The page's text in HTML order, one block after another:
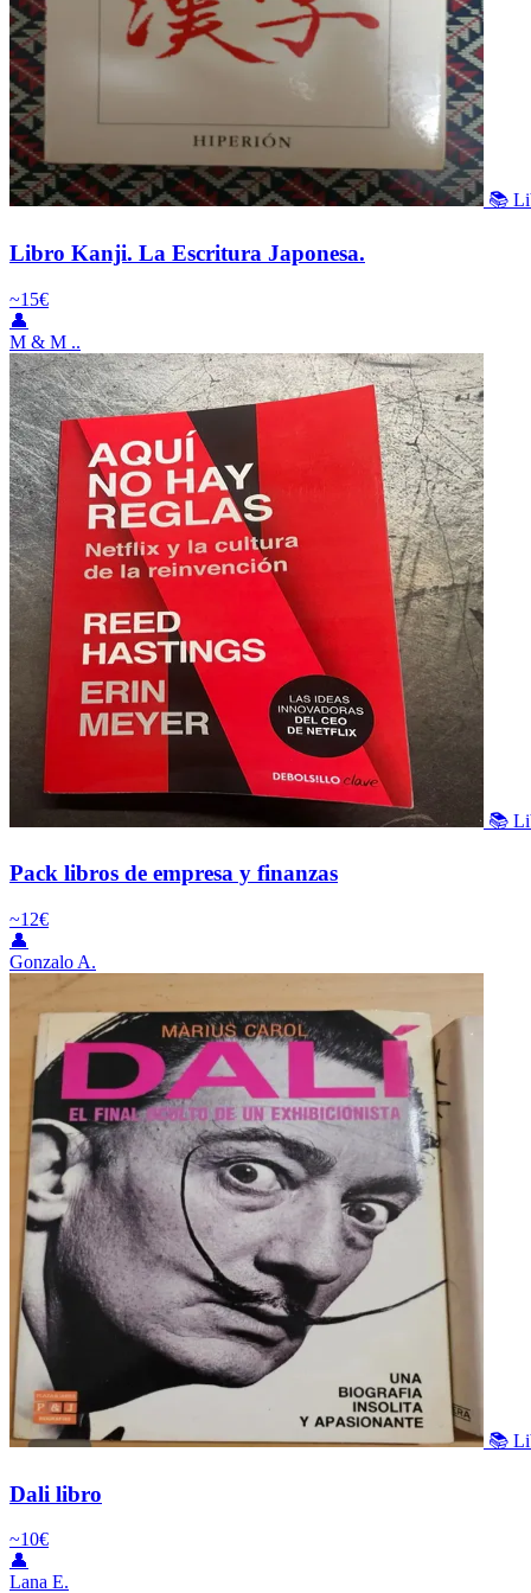
📚
Libro Kanji. La Escritura Japonesa.
~15€
👤
M & M ..
📚
Pack libros de empresa y finanzas
~12€
👤
Gonzalo A.
📚
Dali libro
~10€
👤
Lana E.